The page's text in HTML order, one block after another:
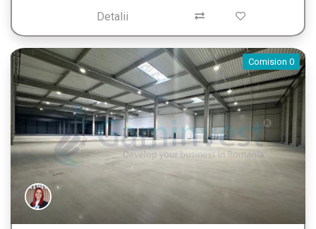
Detalii
Comision 0